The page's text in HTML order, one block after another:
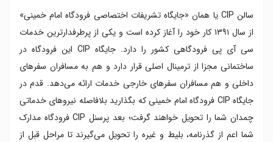
سالن ‌CIP یا همان «جایگاه تشریفات اختصاصی فرودگاه امام خمینی»
از سال ۱۳۹۱ کار خود را آغاز کرده است و یکی از پرطرفدارترین خدمات
سی آی پی فرودگاهی کشور را دارد. جایگاه ‌CIP این فرودگاه در
ساختمانی مجزا از ترمینال اصلی قرار دارد و هم به مسافران سفرهای
داخلی و هم مسافران سفرهای خارجی خدمات ارائه می‌دهد. قدم در
جایگاه CIP فرودگاه امام خمینی که بگذارید بلافاصله نیروهای خدماتی
چمدان شما را تحویل خواهند گرفت؛ بعد پرسنل CIP فرودگاه مدارک
شما اعم از گذرنامه، بلیط و غیره را تحویل می‌گیرند تا مراحل قبل از